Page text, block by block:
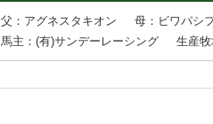
父：アグネスタキオン
母：ビワパシ
馬主：(有)サンデーレーシング
生産